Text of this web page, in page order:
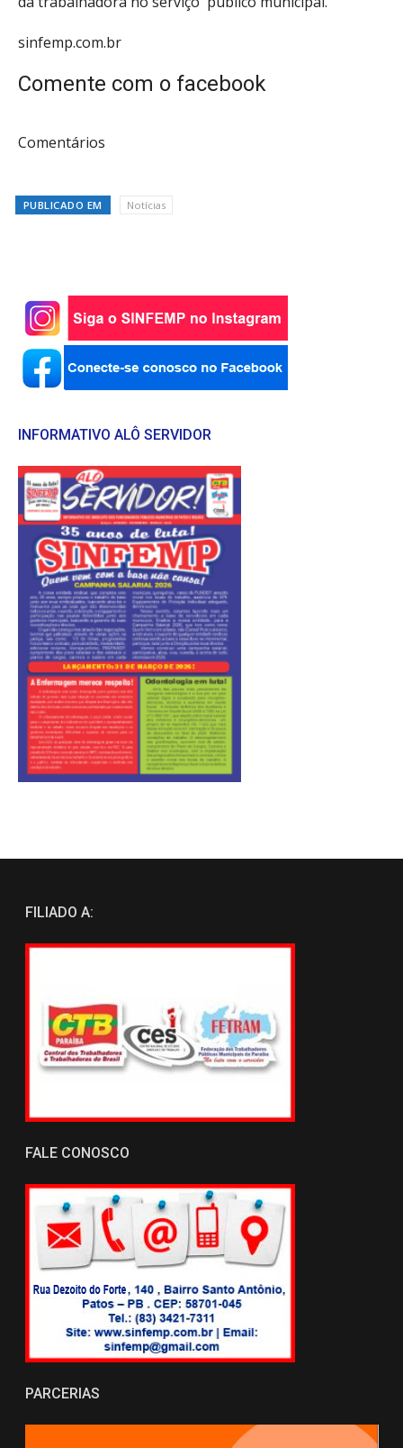
sinfemp.com.br
Comente com o facebook
Comentários
PUBLICADO EM Notícias
INFORMATIVO ALÔ SERVIDOR
FILIADO A:
FALE CONOSCO
PARCERIAS